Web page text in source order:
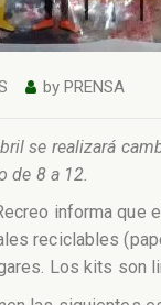
by PRENSA
se realizará
de 8 a 12.
informa
reciclables
Los kits son